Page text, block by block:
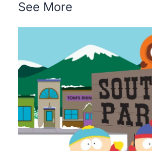
See More